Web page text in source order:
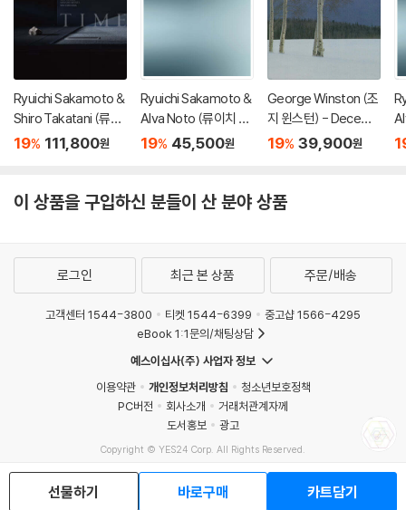
Ryuichi Sakamoto &
Shiro Takatani (류이
치 사카모토 & 타카타
19% 111,800원
Ryuichi Sakamoto &
Alva Noto (류이치 사
카모토 & 알바 노토) -
19% 45,500원
George Winston (조
지 윈스턴) - Decemb
er (디셈버) [SACD H
19% 39,900원
이 상품을 구입하신 분들이 산 분야 상품
선물하기 바로구매 카트담기
로그인 최근 본 상품 주문/배송
고객센터 1544-3800 티켓 1544-6399
중고샵 1566-4295
eBook 1:1문의/채팅상담
예스이십사(주) 사업자 정보
이용약관
개인정보처리방침
청소년보호정책
PC버전
회사소개
거래처관계자께
도서홍보
광고
Copyright © YES24 Corp. All Rights Reserved.